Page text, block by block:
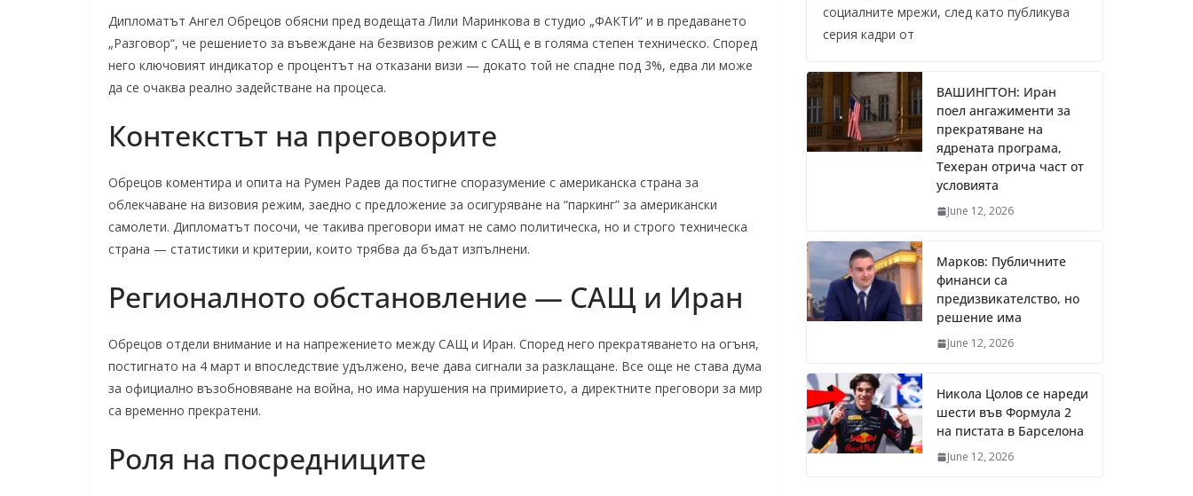
Дипломатът Ангел Обрецов обясни пред водещата Лили Маринкова в студио „ФАКТИ“ и в предаването
„Разговор“, че решението за въвеждане на безвизов режим с САЩ е в голяма степен техническо. Според
него ключовият индикатор е процентът на отказани визи — докато той не спадне под 3%, едва ли може
да се очаква реално задействане на процеса.
Контекстът на преговорите
Обрецов коментира и опита на Румен Радев да постигне споразумение с американска страна за
облекчаване на визовия режим, заедно с предложение за осигуряване на “паркинг” за американски
самолети. Дипломатът посочи, че такива преговори имат не само политическа, но и строго техническа
страна — статистики и критерии, които трябва да бъдат изпълнени.
Регионалното обстановление — САЩ и Иран
Обрецов отдели внимание и на напрежението между САЩ и Иран. Според него прекратяването на огъня,
постигнато на 4 март и впоследствие удължено, вече дава сигнали за разклащане. Все още не става дума
за официално възобновяване на война, но има нарушения на примирието, а директните преговори за мир
са временно прекратени.
Роля на посредниците
социалните мрежи, след като публикува
серия кадри от
ВАШИНГТОН: Иран
поел ангажименти за
прекратяване на
ядрената програма,
Техеран отрича част от
условията
June 12, 2026
Марков: Публичните
финанси са
предизвикателство, но
решение има
June 12, 2026
Никола Цолов се нареди
шести във Формула 2
на пистата в Барселона
June 12, 2026